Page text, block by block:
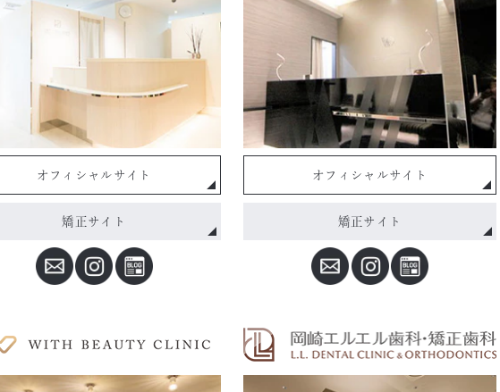
オフィシャルサイト
矯正サイト
オフィシャルサイト
矯正サイト